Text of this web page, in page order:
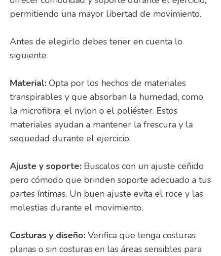
permitiendo una mayor libertad de movimiento.
Antes de elegirlo debes tener en cuenta lo
siguiente:
Material: Opta por los hechos de materiales
transpirables y que absorban la humedad, como
la microfibra, el nylon o el poliéster. Estos
materiales ayudan a mantener la frescura y la
sequedad durante el ejercicio.
Ajuste y soporte: Buscalos con un ajuste ceñido
pero cómodo que brinden soporte adecuado a tus
partes íntimas. Un buen ajuste evita el roce y las
molestias durante el movimiento.
Costuras y diseño: Verifica que tenga costuras
planas o sin costuras en las áreas sensibles para